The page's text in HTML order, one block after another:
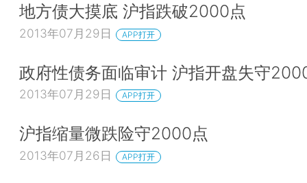
地方债大摸底 沪指跌破2000点
2013年07月29日 APP打开
政府性债务面临审计 沪指开盘失守
2013年07月29日 APP打开
沪指缩量微跌险守2000点
2013年07月26日 APP打开